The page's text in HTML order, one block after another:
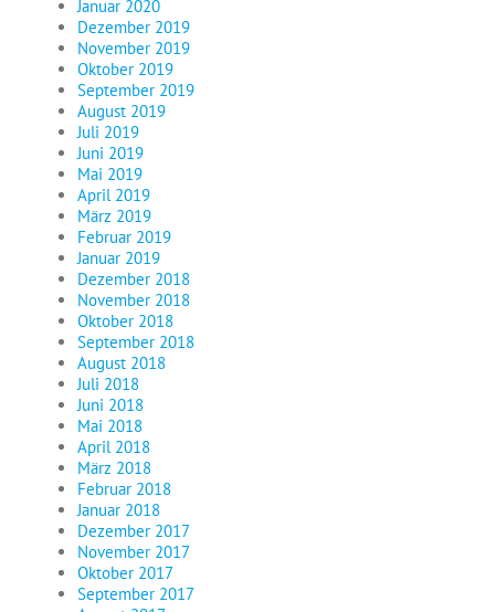
Januar 2020
Dezember 2019
November 2019
Oktober 2019
September 2019
August 2019
Juli 2019
Juni 2019
Mai 2019
April 2019
März 2019
Februar 2019
Januar 2019
Dezember 2018
November 2018
Oktober 2018
September 2018
August 2018
Juli 2018
Juni 2018
Mai 2018
April 2018
März 2018
Februar 2018
Januar 2018
Dezember 2017
November 2017
Oktober 2017
September 2017